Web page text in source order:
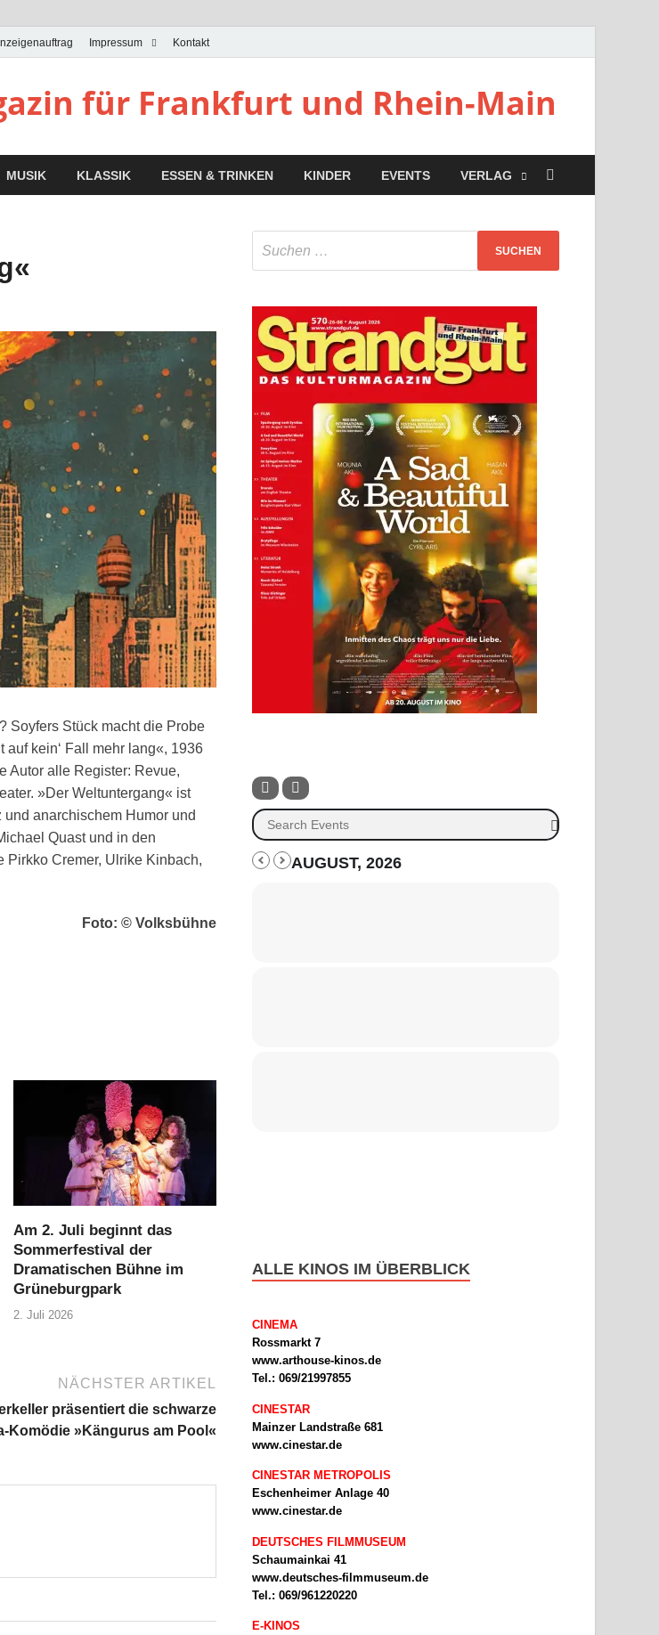
Impressum Kontakt
für Frankfurt und Rhein-Main
MUSIK KLASSIK ESSEN & TRINKEN KINDER EVENTS VERLAG
Soyfers Stück macht die Probe
kein‘ Fall mehr lang«, 1936
Autor alle Register: Revue,
»Der Weltuntergang« ist
anarchischem Humor und
Quast und in den
Pirkko Cremer, Ulrike Kinbach,
Foto: © Volksbühne
Am 2. Juli beginnt das
Sommerfestival der
Dramatischen Bühne im
Grüneburgpark
2. Juli 2026
NÄCHSTER ARTIKEL
präsentiert die schwarze
Komödie »Kängurus am Pool«
AUGUST, 2026
ALLE KINOS IM ÜBERBLICK
CINEMA
Rossmarkt 7
www.arthouse-kinos.de
Tel.: 069/21997855
CINESTAR
Mainzer Landstraße 681
www.cinestar.de
CINESTAR METROPOLIS
Eschenheimer Anlage 40
www.cinestar.de
DEUTSCHES FILMMUSEUM
Schaumainkai 41
www.deutsches-filmmuseum.de
Tel.: 069/961220220
E-KINOS